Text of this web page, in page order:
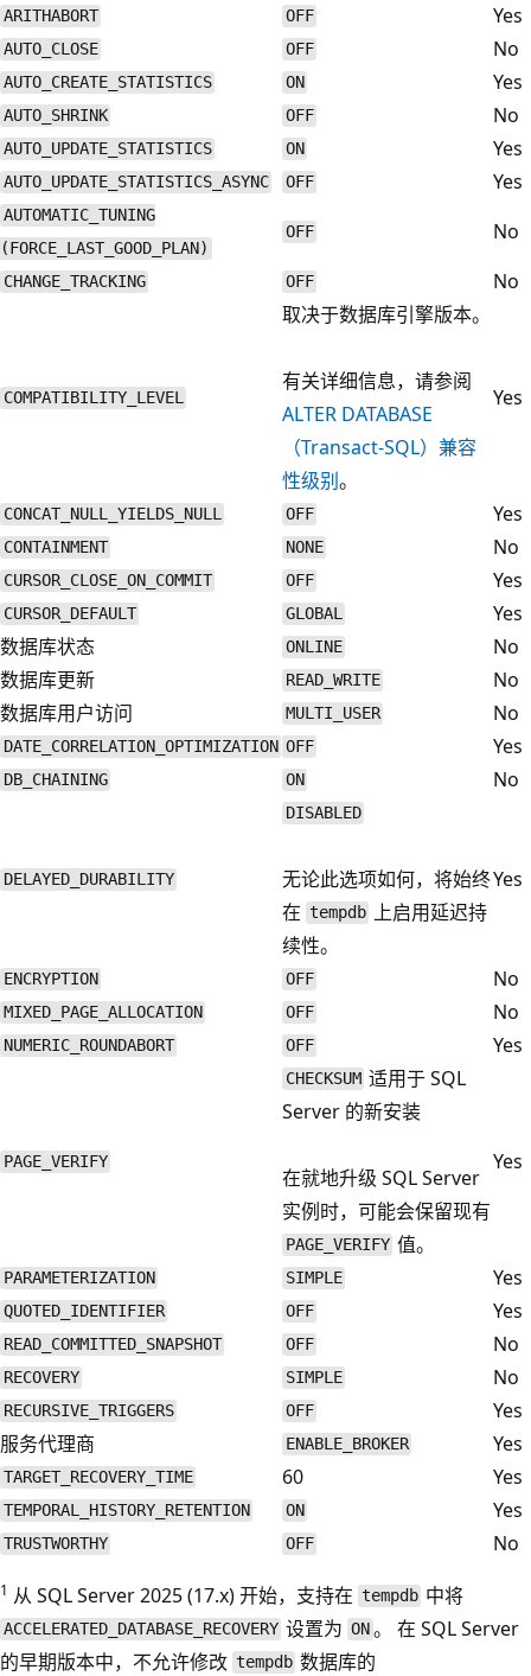
ARITHABORT OFF Yes
AUTO_CLOSE OFF No
AUTO_CREATE_STATISTICS ON Yes
AUTO_SHRINK OFF No
AUTO_UPDATE_STATISTICS ON Yes
AUTO_UPDATE_STATISTICS_ASYNC OFF Yes
AUTOMATIC_TUNING
(FORCE_LAST_GOOD_PLAN)
OFF No
CHANGE_TRACKING OFF No
COMPATIBILITY_LEVEL
取决于数据库引擎版本。
有关详细信息，请参阅
ALTER DATABASE
（Transact-SQL）兼容
性级别。
Yes
CONCAT_NULL_YIELDS_NULL OFF Yes
CONTAINMENT NONE No
CURSOR_CLOSE_ON_COMMIT OFF Yes
CURSOR_DEFAULT GLOBAL
Yes
数据库状态
ONLINE
No
数据库更新
READ_WRITE
No
数据库用户访问
MULTI_USER No
DATE_CORRELATION_OPTIMIZATION OFF Yes
DB_CHAINING ON No
DELAYED_DURABILITY
DISABLED
无论此选项如何，将始终
在 tempdb 上启用延迟持
续性。
Yes
ENCRYPTION OFF No
MIXED_PAGE_ALLOCATION OFF No
NUMERIC_ROUNDABORT OFF Yes
PAGE_VERIFY
CHECKSUM 适用于 SQL
Server 的新安装
在就地升级 SQL Server
实例时，可能会保留现有
PAGE_VERIFY 值。
Yes
PARAMETERIZATION SIMPLE Yes
QUOTED_IDENTIFIER OFF Yes
READ_COMMITTED_SNAPSHOT OFF No
RECOVERY SIMPLE No
RECURSIVE_TRIGGERS OFF
Yes
服务代理商
ENABLE_BROKER Yes
TARGET_RECOVERY_TIME 60 Yes
TEMPORAL_HISTORY_RETENTION ON Yes
TRUSTWORTHY OFF No
1 从 SQL Server 2025 (17.x) 开始，支持在 tempdb 中将
ACCELERATED_DATABASE_RECOVERY 设置为ON。 在 SQL Server
的早期版本中，不允许修改 tempdb 数据库的